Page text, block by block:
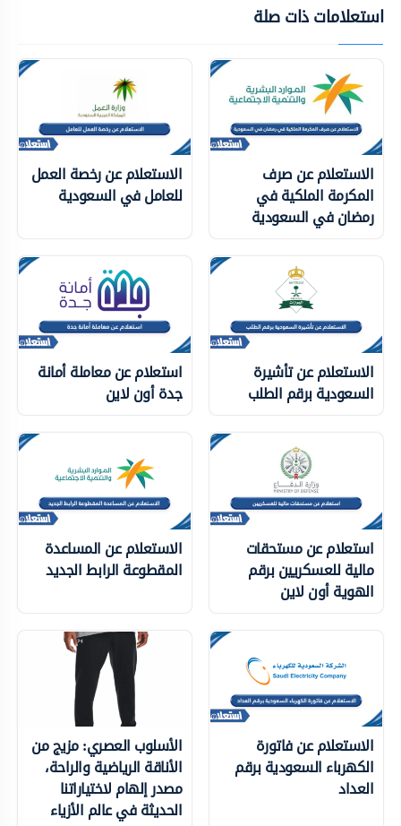
استعلامات ذات صلة
الاستعلام عن صرف
المكرمة الملكية في
رمضان في السعودية
الاستعلام عن رخصة العمل
للعامل في السعودية
الاستعلام عن تأشيرة
السعودية برقم الطلب
استعلام عن معاملة أمانة
جدة أون لاين
استعلام عن مستحقات
مالية للعسكريين برقم
الهوية أون لاين
الاستعلام عن المساعدة
المقطوعة الرابط الجديد
الاستعلام عن فاتورة
الكهرباء السعودية برقم
العداد
الأسلوب العصري: مزيج من
الأناقة الرياضية والراحة،
مصدر إلهام لاختياراتنا
الحديثة في عالم الأزياء